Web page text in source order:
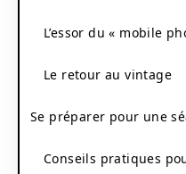
L’essor du « mobile
Le retour au vintage
Se préparer pour une
Conseils pratiques